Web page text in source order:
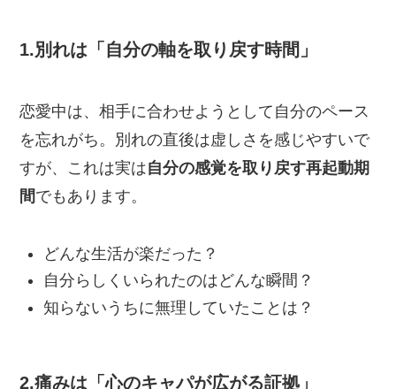
1.別れは「自分の軸を取り戻す時間」
恋愛中は、相手に合わせようとして自分のペース
を忘れがち。別れの直後は虚しさを感じやすいで
すが、これは実は自分の感覚を取り戻す再起動期
間でもあります。
どんな生活が楽だった？
自分らしくいられたのはどんな瞬間？
知らないうちに無理していたことは？
2.痛みは「心のキャパが広がる証拠」